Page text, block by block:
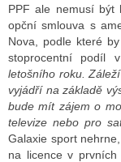
PPF ale nemusí být
opční smlouva s
Nova, podle které
stoprocentní podíl
letošního roku.
vyjádří na základě
bude mít zájem o
televize nebo pro
Galaxie sport
na licence v prvních